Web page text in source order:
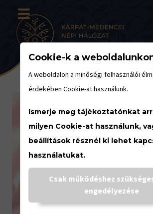
Cookie-k a
A weboldalon a minőségi felhasználói
érdekében Cookie-at használunk.
Ismerje meg tájékoztatónkat
milyen Cookie-at használunk,
beállítások résznél ki lehet
használatukat.
Csak működéshez
engedélyezése